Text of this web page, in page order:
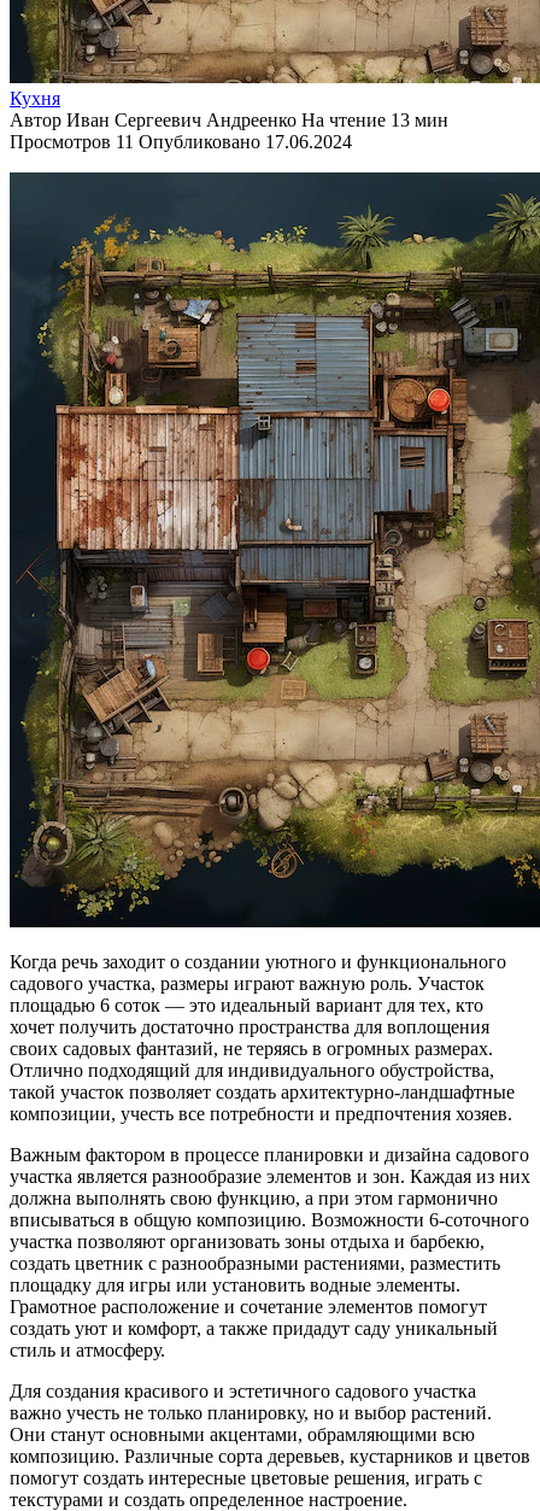
Кухня
Автор Иван Сергеевич Андреенко На чтение 13 мин
Просмотров 11 Опубликовано 17.06.2024
Когда речь заходит о создании уютного и функционального
садового участка, размеры играют важную роль. Участок
площадью 6 соток — это идеальный вариант для тех, кто
хочет получить достаточно пространства для воплощения
своих садовых фантазий, не теряясь в огромных размерах.
Отлично подходящий для индивидуального обустройства,
такой участок позволяет создать архитектурно-ландшафтные
композиции, учесть все потребности и предпочтения хозяев.
Важным фактором в процессе планировки и дизайна садового
участка является разнообразие элементов и зон. Каждая из них
должна выполнять свою функцию, а при этом гармонично
вписываться в общую композицию. Возможности 6-соточного
участка позволяют организовать зоны отдыха и барбекю,
создать цветник с разнообразными растениями, разместить
площадку для игры или установить водные элементы.
Грамотное расположение и сочетание элементов помогут
создать уют и комфорт, а также придадут саду уникальный
стиль и атмосферу.
Для создания красивого и эстетичного садового участка
важно учесть не только планировку, но и выбор растений.
Они станут основными акцентами, обрамляющими всю
композицию. Различные сорта деревьев, кустарников и цветов
помогут создать интересные цветовые решения, играть с
текстурами и создать определенное настроение.